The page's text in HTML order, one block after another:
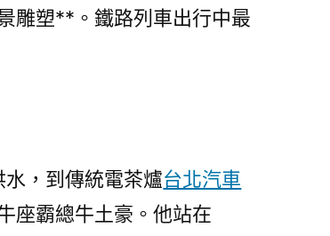
雕塑**。鐵路列車出行中最
，到傳統電茶爐台北汽車
座霸總牛土豪。他站在